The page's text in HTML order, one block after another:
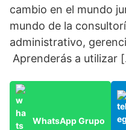
cambio en el mundo
mundo de la
administrativo,
Aprenderás a utilizar
WhatsApp Grupo